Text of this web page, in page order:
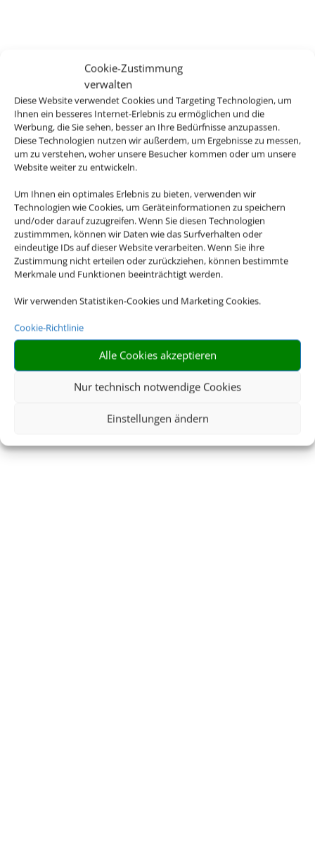
Cookie-Zustimmung
verwalten
Diese Website verwendet Cookies und Targeting Technologien, um
Ihnen ein besseres Internet-Erlebnis zu ermöglichen und die
Werbung, die Sie sehen, besser an Ihre Bedürfnisse anzupassen.
Diese Technologien nutzen wir außerdem, um Ergebnisse zu messen,
um zu verstehen, woher unsere Besucher kommen oder um unsere
Website weiter zu entwickeln.
Um Ihnen ein optimales Erlebnis zu bieten, verwenden wir
Technologien wie Cookies, um Geräteinformationen zu speichern
und/oder darauf zuzugreifen. Wenn Sie diesen Technologien
zustimmmen, können wir Daten wie das Surfverhalten oder
eindeutige IDs auf dieser Website verarbeiten. Wenn Sie ihre
Zustimmung nicht erteilen oder zurückziehen, können bestimmte
Merkmale und Funktionen beeinträchtigt werden.
Wir verwenden Statistiken-Cookies und Marketing Cookies.
Cookie-Richtlinie
Alle Cookies akzeptieren
Nur technisch notwendige Cookies
Einstellungen ändern
Reisebüro
Matthey
Buchen Sie Ihre nächste Reise.
JETZT NACH MEINER
SUCHEN